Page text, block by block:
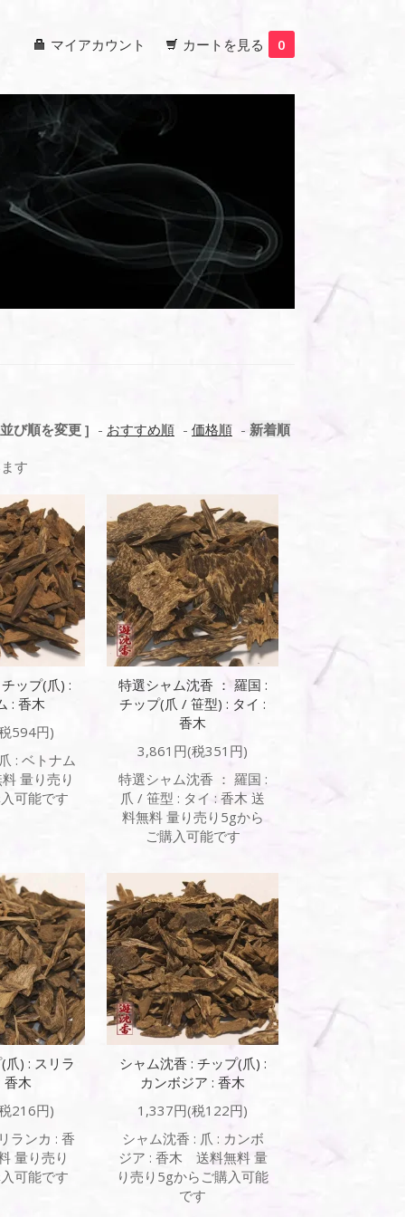
マイアカウント カートを見る 0
び順を変更 ] - おすすめ順 - 価格順 - 新着順
す
ップ(爪) :
: 香木
594円)
: ベトナム
量り売り
可能です
特選シャム沈香 ： 羅国 :
チップ(爪 / 笹型) : タイ :
香木
3,861円(税351円)
特選シャム沈香 ： 羅国 :
爪 / 笹型 : タイ : 香木 送
料無料 量り売り5gから
ご購入可能です
爪) : スリラ
香木
216円)
ランカ : 香
量り売り
可能です
シャム沈香 : チップ(爪) :
カンボジア : 香木
1,337円(税122円)
シャム沈香 : 爪 : カンボ
ジア : 香木 送料無料 量
り売り5gからご購入可能
です